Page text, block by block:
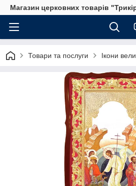
Магазин церковних товарів
Товари та послуги Ікони